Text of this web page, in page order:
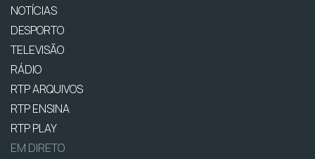
NOTÍCIAS
DESPORTO
TELEVISÃO
RÁDIO
RTP ARQUIVOS
RTP ENSINA
RTP PLAY
EM DIRETO